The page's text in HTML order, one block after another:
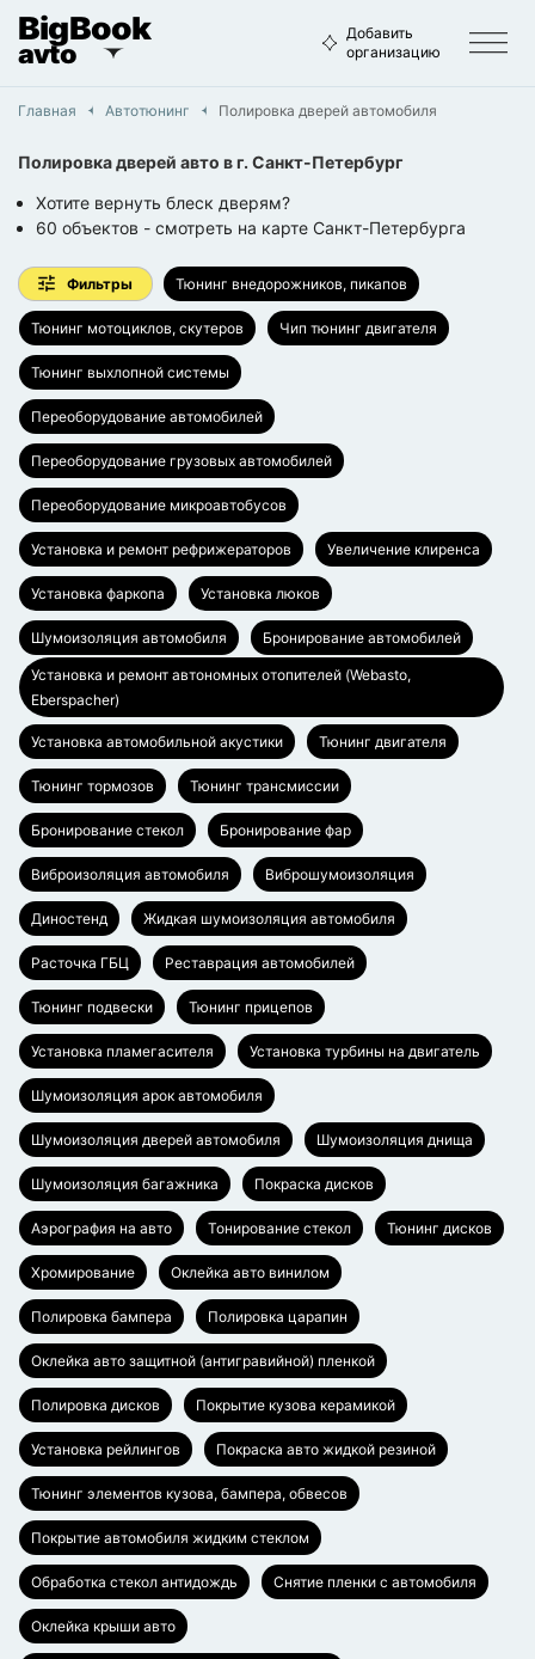
BigBook
avto
Добавить
организацию
Главная Автотюнинг Полировка дверей автомобиля
Полировка дверей авто в г. Санкт-Петербург
Хотите вернуть блеск дверям?
60 объектов - смотреть на карте Санкт-Петербурга
Фильтры Тюнинг внедорожников, пикапов
Тюнинг мотоциклов, скутеров Чип тюнинг двигателя
Тюнинг выхлопной системы
Переоборудование автомобилей
Переоборудование грузовых автомобилей
Переоборудование микроавтобусов
Установка и ремонт рефрижераторов Увеличение клиренса
Установка фаркопа Установка люков
Шумоизоляция автомобиля Бронирование автомобилей
Установка и ремонт автономных отопителей (Webasto,
Eberspacher)
Установка автомобильной акустики Тюнинг двигателя
Тюнинг тормозов Тюнинг трансмиссии
Бронирование стекол Бронирование фар
Виброизоляция автомобиля Виброшумоизоляция
Диностенд Жидкая шумоизоляция автомобиля
Расточка ГБЦ Реставрация автомобилей
Тюнинг подвески Тюнинг прицепов
Установка пламегасителя Установка турбины на двигатель
Шумоизоляция арок автомобиля
Шумоизоляция дверей автомобиля Шумоизоляция днища
Шумоизоляция багажника Покраска дисков
Аэрография на авто Тонирование стекол Тюнинг дисков
Хромирование Оклейка авто винилом
Полировка бампера Полировка царапин
Оклейка авто защитной (антигравийной) пленкой
Полировка дисков Покрытие кузова керамикой
Установка рейлингов Покраска авто жидкой резиной
Тюнинг элементов кузова, бампера, обвесов
Покрытие автомобиля жидким стеклом
Обработка стекол антидождь Снятие пленки с автомобиля
Оклейка крыши авто